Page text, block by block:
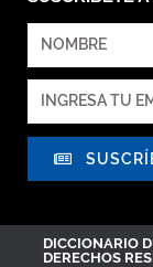
DICCIONARIO
DERECHOS